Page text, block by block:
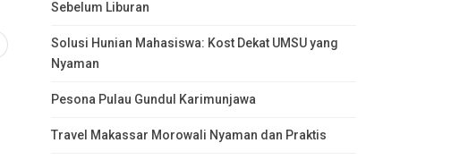
Sebelum Liburan
Solusi Hunian Mahasiswa: Kost Dekat UMSU yang
Nyaman
Pesona Pulau Gundul Karimunjawa
Travel Makassar Morowali Nyaman dan Praktis